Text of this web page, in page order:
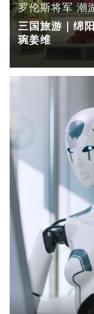
罗伦斯将军 潮
三国旅游｜绵
琬姜维